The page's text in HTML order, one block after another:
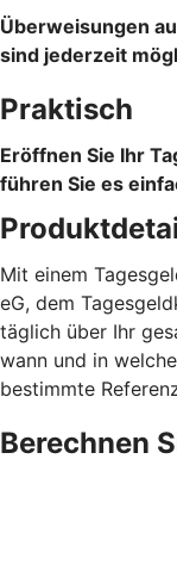
Überweisungen
sind jederzeit
Praktisch
Eröffnen Sie Ihr
führen Sie es
Mit einem
eG, dem
täglich über Ihr
wann und in
bestimmte
Berechnen